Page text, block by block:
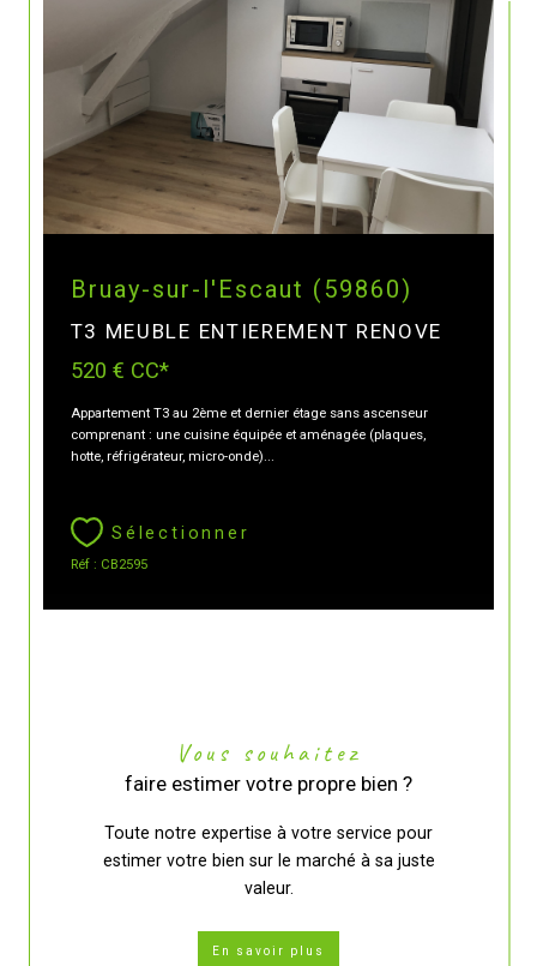
Bruay-sur-l'Escaut (59860)
T3 MEUBLE ENTIEREMENT RENOVE
520 € CC*
Appartement T3 au 2ème et dernier étage sans ascenseur
comprenant : une cuisine équipée et aménagée (plaques,
hotte, réfrigérateur, micro-onde)...
Sélectionner
Réf : CB2595
Vous souhaitez
faire estimer votre propre bien ?
Toute notre expertise à votre service pour
estimer votre bien sur le marché à sa juste
valeur.
En savoir plus